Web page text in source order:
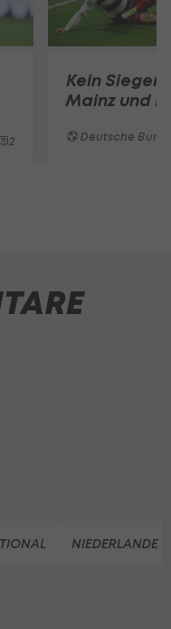
2
Kein Sieger
Mainz und
Deutsche
NIEDERLANDE